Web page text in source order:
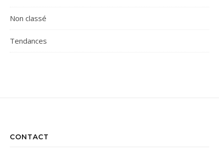
Non classé
Tendances
CONTACT